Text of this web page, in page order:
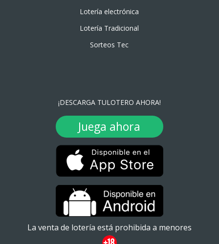
Lotería electrónica
Lotería Tradicional
Sorteos Tec
¡DESCARGA TULOTERO AHORA!
Juega ahora
La venta de lotería está prohibida a menores